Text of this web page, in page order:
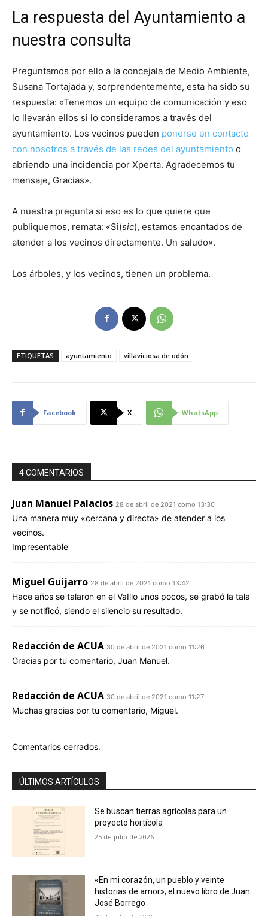
La respuesta del Ayuntamiento a
nuestra consulta
Preguntamos por ello a la concejala de Medio Ambiente,
Susana Tortajada y, sorprendentemente, esta ha sido su
respuesta: «Tenemos un equipo de comunicación y eso
lo llevarán ellos si lo consideramos a través del
ayuntamiento. Los vecinos pueden ponerse en contacto
con nosotros a través de las redes del ayuntamiento o
abriendo una incidencia por Xperta. Agradecemos tu
mensaje, Gracias».
A nuestra pregunta si eso es lo que quiere que
publiquemos, remata: «Si(sic), estamos encantados de
atender a los vecinos directamente. Un saludo».
Los árboles, y los vecinos, tienen un problema.
ETIQUETAS ayuntamiento villaviciosa de odón
Facebook X WhatsApp
4 COMENTARIOS
Juan Manuel Palacios 28 de abril de 2021 como 13:30
Una manera muy «cercana y directa» de atender a los
vecinos.
Impresentable
Miguel Guijarro 28 de abril de 2021 como 13:42
Hace años se talaron en el VaIllo unos pocos, se grabó la tala
y se notificó, siendo el silencio su resultado.
Redacción de ACUA 30 de abril de 2021 como 11:26
Gracias por tu comentario, Juan Manuel.
Redacción de ACUA 30 de abril de 2021 como 11:27
Muchas gracias por tu comentario, Miguel.
Comentarios cerrados.
ÚLTIMOS ARTÍCULOS
Se buscan tierras agrícolas para un
proyecto hortícola
25 de julio de 2026
«En mi corazón, un pueblo y veinte
historias de amor», el nuevo libro de Juan
José Borrego